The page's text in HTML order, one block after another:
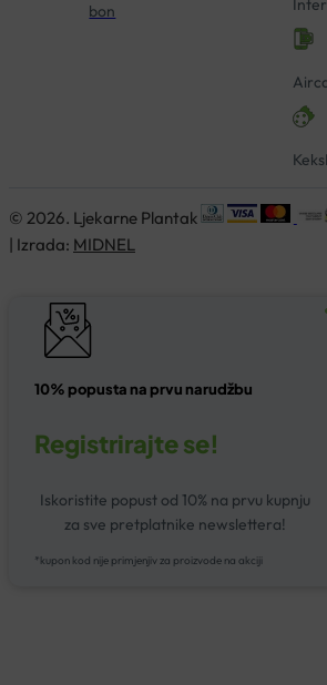
bon
© 2026. Ljekarne Plantak
| Izrada: MIDNEL
10% popusta na prvu narudžbu
Registrirajte se!
Iskoristite popust od 10% na prvu kupnju
za sve pretplatnike newslettera!
*kupon kod nije primjenjiv za proizvode na akciji